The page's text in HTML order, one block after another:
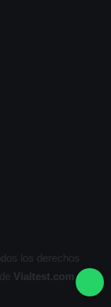
los derechos
Vialtest.com